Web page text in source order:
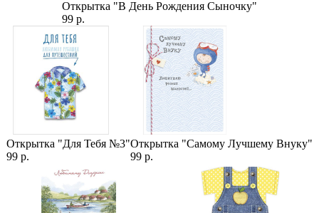
Открытка "В День Рождения Сыночку"
99 р.
Открытка "Для Тебя №3"
99 р.
Открытка "Самому Лучшему Внуку"
99 р.